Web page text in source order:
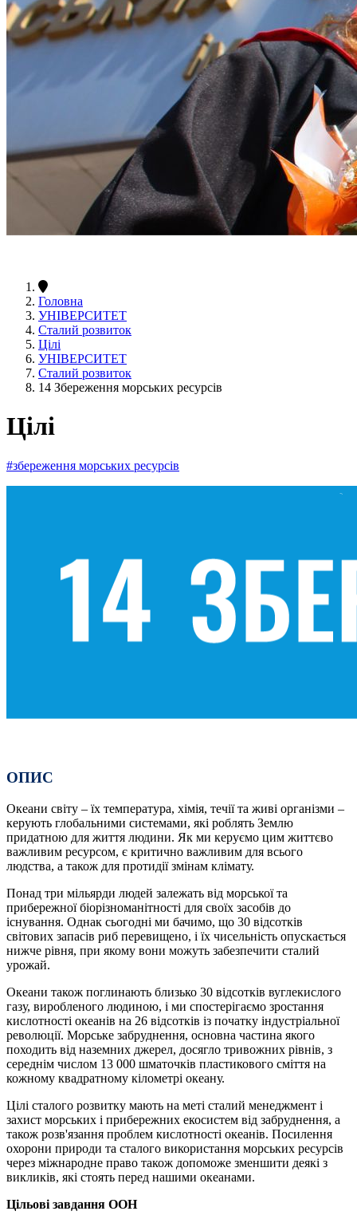
Головна
УНІВЕРСИТЕТ
Сталий розвиток
Цілі
УНІВЕРСИТЕТ
Сталий розвиток
14 Збереження морських ресурсів
Цілі
#збереження морських ресурсів
ОПИС
Океани світу – їх температура, хімія, течії та живі організми –
керують глобальними системами, які роблять Землю
придатною для життя людини. Як ми керуємо цим життєво
важливим ресурсом, є критично важливим для всього
людства, а також для протидії змінам клімату.
Понад три мільярди людей залежать від морської та
прибережної біорізноманітності для своїх засобів до
існування. Однак сьогодні ми бачимо, що 30 відсотків
світових запасів риб перевищено, і їх чисельність опускається
нижче рівня, при якому вони можуть забезпечити сталий
урожай.
Океани також поглинають близько 30 відсотків вуглекислого
газу, виробленого людиною, і ми спостерігаємо зростання
кислотності океанів на 26 відсотків із початку індустріальної
революції. Морське забруднення, основна частина якого
походить від наземних джерел, досягло тривожних рівнів, з
середнім числом 13 000 шматочків пластикового сміття на
кожному квадратному кілометрі океану.
Цілі сталого розвитку мають на меті сталий менеджмент і
захист морських і прибережних екосистем від забруднення, а
також розв'язання проблем кислотності океанів. Посилення
охорони природи та сталого використання морських ресурсів
через міжнародне право також допоможе зменшити деякі з
викликів, які стоять перед нашими океанами.
Цільові завдання ООН